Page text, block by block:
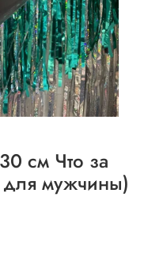
см Что за
для мужчины)